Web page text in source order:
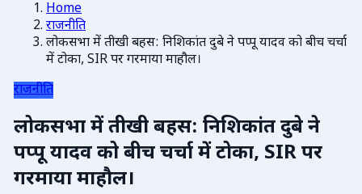
Home
राजनीति
लोकसभा में तीखी बहस: निशिकांत दुबे ने पप्पू यादव को बीच चर्चा
में टोका, SIR पर गरमाया माहौल।
राजनीति
लोकसभा में तीखी बहस: निशिकांत दुबे ने
पप्पू यादव को बीच चर्चा में टोका, SIR पर
गरमाया माहौल।